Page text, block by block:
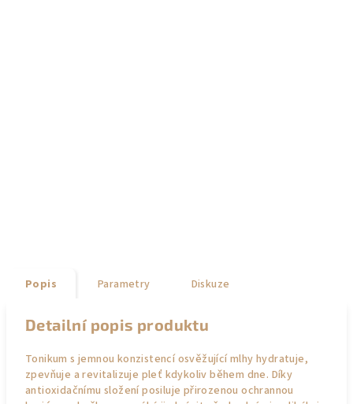
Popis Parametry Diskuze
Detailní popis produktu
Tonikum s jemnou konzistencí osvěžující mlhy hydratuje,
zpevňuje a revitalizuje pleť kdykoliv během dne. Díky
antioxidačnímu složení posiluje přirozenou ochrannou